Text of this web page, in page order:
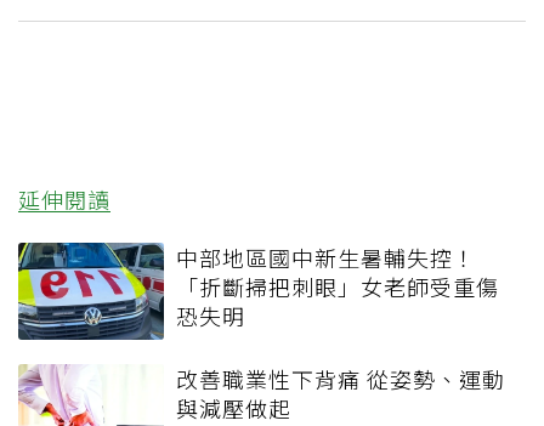
延伸閱讀
中部地區國中新生暑輔失控！
「折斷掃把刺眼」女老師受重傷
恐失明
改善職業性下背痛 從姿勢、運動
與減壓做起